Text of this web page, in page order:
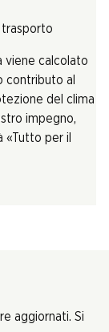
trasporto
viene calcolato
contributo al
del clima
impegno,
per il
aggiornati. Si